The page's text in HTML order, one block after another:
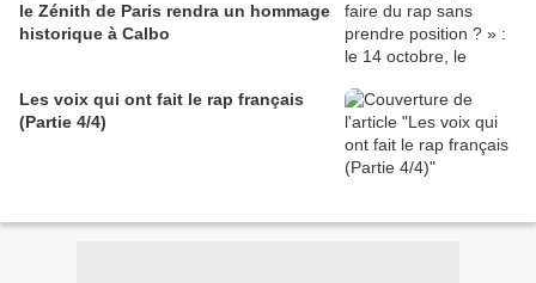
le Zénith de Paris rendra un hommage
historique à Calbo
Les voix qui ont fait le rap français
(Partie 4/4)